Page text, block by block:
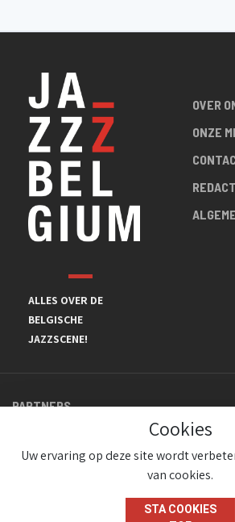
ALLES OVER DE
BELGISCHE
JAZZSCENE!
OVER
ONZE
PARTNERS
Cookies
Uw ervaring op deze site wordt
van cookies.
STA COOKIES